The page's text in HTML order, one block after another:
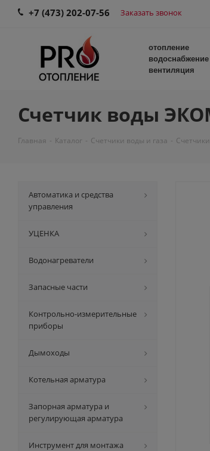
+7 (473) 202-07-56 Заказать звонок
отопление
водоснабжение
вентиляция
Счетчик воды
Главная - Каталог - Счетчики воды и газа -
Автоматика и средства
управления
УЦЕНКА
Водонагреватели
Запасные части
Контрольно-измерительные
приборы
Дымоходы
Котельная арматура
Запорная арматура и
регулирующая арматура
Инструмент для монтажа